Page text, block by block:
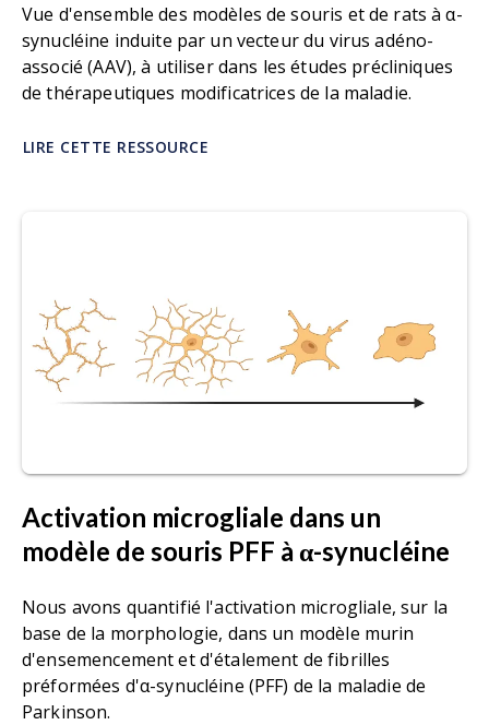
Vue d'ensemble des modèles de souris et de rats à α-
synucléine induite par un vecteur du virus adéno-
associé (AAV), à utiliser dans les études précliniques
de thérapeutiques modificatrices de la maladie.
LIRE CETTE RESSOURCE
Activation microgliale dans un
modèle de souris PFF à α-synucléine
Nous avons quantifié l'activation microgliale, sur la
base de la morphologie, dans un modèle murin
d'ensemencement et d'étalement de fibrilles
préformées d'α-synucléine (PFF) de la maladie de
Parkinson.